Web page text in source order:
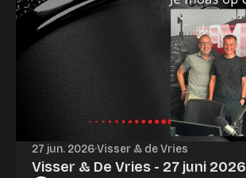
27 jun. 2026·Visser & de Vries
Visser & De Vries - 27 juni 2026